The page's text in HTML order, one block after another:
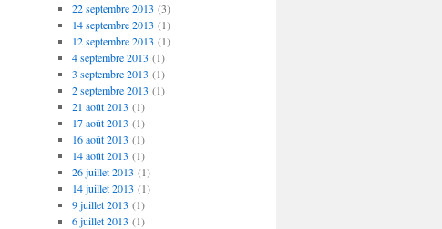
22 septembre 2013 (3)
14 septembre 2013 (1)
12 septembre 2013 (1)
4 septembre 2013 (1)
3 septembre 2013 (1)
2 septembre 2013 (1)
21 août 2013 (1)
17 août 2013 (1)
16 août 2013 (1)
14 août 2013 (1)
26 juillet 2013 (1)
14 juillet 2013 (1)
9 juillet 2013 (1)
6 juillet 2013 (1)